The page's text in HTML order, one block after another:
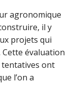
agronomique
il y
projets qui
évaluation
tentatives ont
l’on a